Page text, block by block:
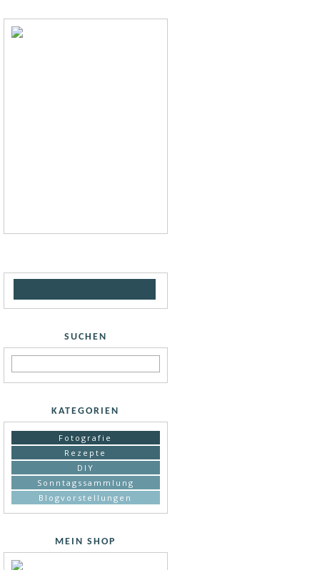
SUCHEN
KATEGORIEN
Fotografie
Rezepte
DIY
Sonntagssammlung
Blogvorstellungen
MEIN SHOP